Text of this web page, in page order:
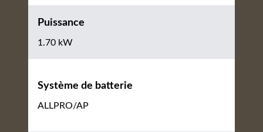
Puissance
1.70 kW
Système de batterie
ALLPRO/AP